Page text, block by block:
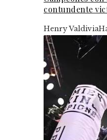
contundente
Henry Valdivia